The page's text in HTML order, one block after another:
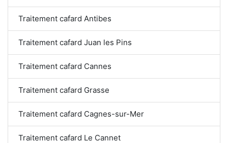
Traitement cafard Antibes
Traitement cafard Juan les Pins
Traitement cafard Cannes
Traitement cafard Grasse
Traitement cafard Cagnes-sur-Mer
Traitement cafard Le Cannet